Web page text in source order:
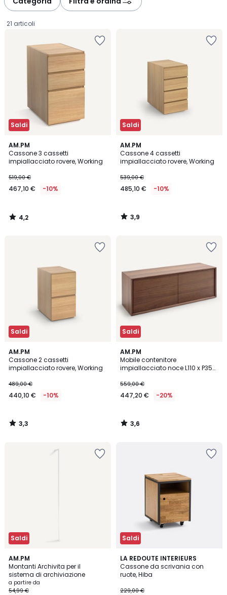
21 articoli
Saldi
AM.PM
Cassone 3 cassetti
impiallacciato rovere, Working
€
Invece
519,00
€
519,00 €
467,10 € -10%
4,2
/ 5
4,2
/
Saldi
AM.PM
Cassone 4 cassetti
impiallacciato rovere, Working
539,00 €
485,10 € -10%
3,9
/ 5
3,9
/
Saldi
AM.PM
Cassone 2 cassetti
impiallacciato rovere, Working
489,00 €
440,10 € -10%
3,3
/ 5
3,3
/
Saldi
AM.PM
Mobile contenitore
impiallacciato noce L110 x P35
559,00 €
447,20 € -20%
3,6
/ 5
3,6
/
Saldi
AM.PM
Montanti Archivita per il
sistema di archiviazione
a partire da
54,99 €
4,1
/ 5
2
Colori
Saldi
LA REDOUTE INTERIEURS
Cassone da scrivania con
ruote, Hiba
229,00 €
3,8
/ 5